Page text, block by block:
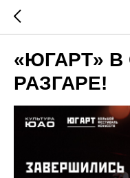
«ЮГАРТ»
РАЗГАРЕ!